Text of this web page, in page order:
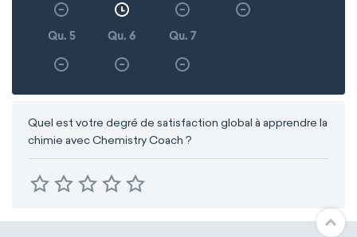
Qu. 5 Qu. 6 Qu. 7
Quel est votre degré de satisfaction global à apprendre la
chimie avec Chemistry Coach ?